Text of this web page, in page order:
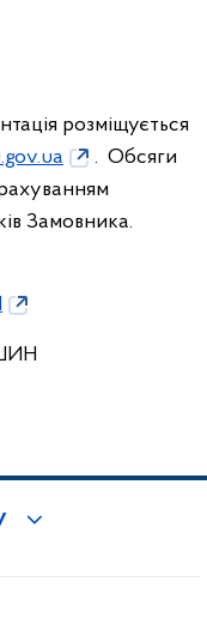
розміщується
. Обсяги
Замовника.